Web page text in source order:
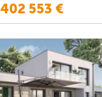
402 553 €